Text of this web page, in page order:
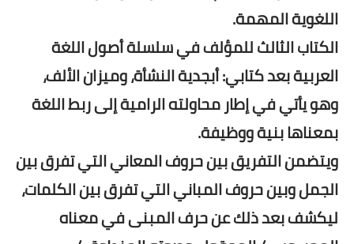
اللغوية المهمة.
الكتاب الثالث للمؤلف في سلسلة أصول اللغة
العربية بعد كتابي: أبجدية النشأة، وميزان الألف،
وهو يأتي في إطار محاولته الرامية إلى ربط اللغة
بمعناها بنية ووظيفة.
ويتضمن التفريق بين حروف المعاني التي تفرق بين
الجمل وبين حروف المباني التي تفرق بين الكلمات،
ليكشف بعد ذلك عن حرف المبنى في معناه